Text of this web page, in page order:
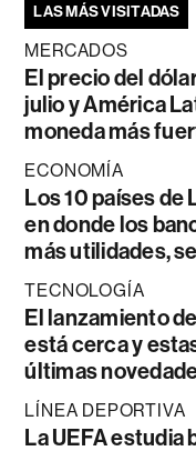
LAS MÁS VISITADAS
MERCADOS
El precio del
julio y América
moneda más
ECONOMÍA
Los 10 países de
en donde los
más utilidades,
TECNOLOGÍA
El lanzamiento
está cerca y
últimas
LÍNEA DEPORTIVA
La UEFA estudia